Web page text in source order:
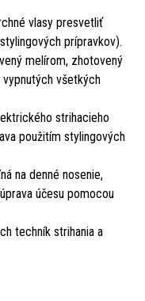
vlasy presvetliť
prípravkov).
melírom, zhotovený
vypnutých všetkých
strihacieho
použitím stylingových
na denné nosenie,
účesu pomocou
techník strihania a